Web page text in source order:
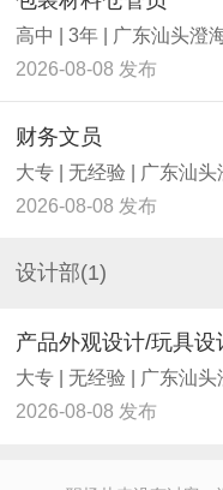
高中 | 3年 | 广东汕头澄
2026-08-08 发布
财务文员
大专 | 无经验 | 广东汕头
2026-08-08 发布
设计部(1)
产品外观设计/玩具设
大专 | 无经验 | 广东汕头
2026-08-08 发布